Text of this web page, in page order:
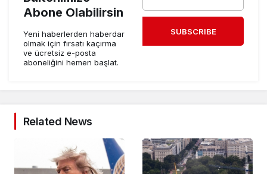
Abone Olabilirsin
Yeni haberlerden haberdar
olmak için fırsatı kaçırma
ve ücretsiz e-posta
aboneliğini hemen başlat.
SUBSCRIBE
Related News